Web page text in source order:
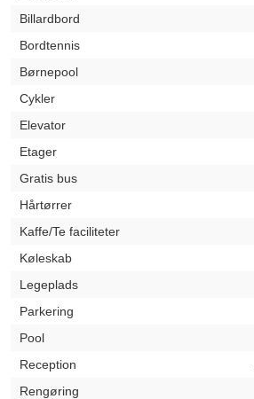
Billardbord
Bordtennis
Børnepool
Cykler
Elevator
Etager
Gratis bus
Hårtørrer
Kaffe/Te faciliteter
Køleskab
Legeplads
Parkering
Pool
Reception
Rengøring